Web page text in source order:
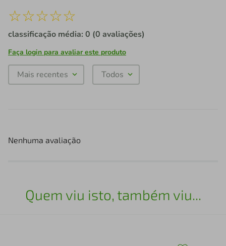
☆☆☆☆☆
classificação média: 0 (0 avaliações)
Faça login para avaliar este produto
Mais recentes Todos
Nenhuma avaliação
Quem viu isto, também viu...